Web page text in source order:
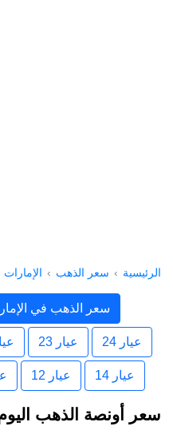
الرئيسية سعر الذهب الإمارات
سعر الذهب في
عيار 24 عيار 23 عيار
عيار 14 عيار 12
سعر أونصة الذهب